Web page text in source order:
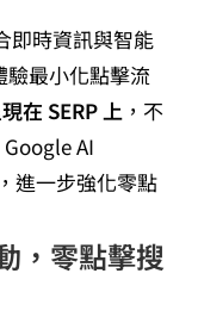
即時資訊與智能
最小化點擊流
在 SERP 上 ，不
AI
進一步強化零點
，零點擊搜